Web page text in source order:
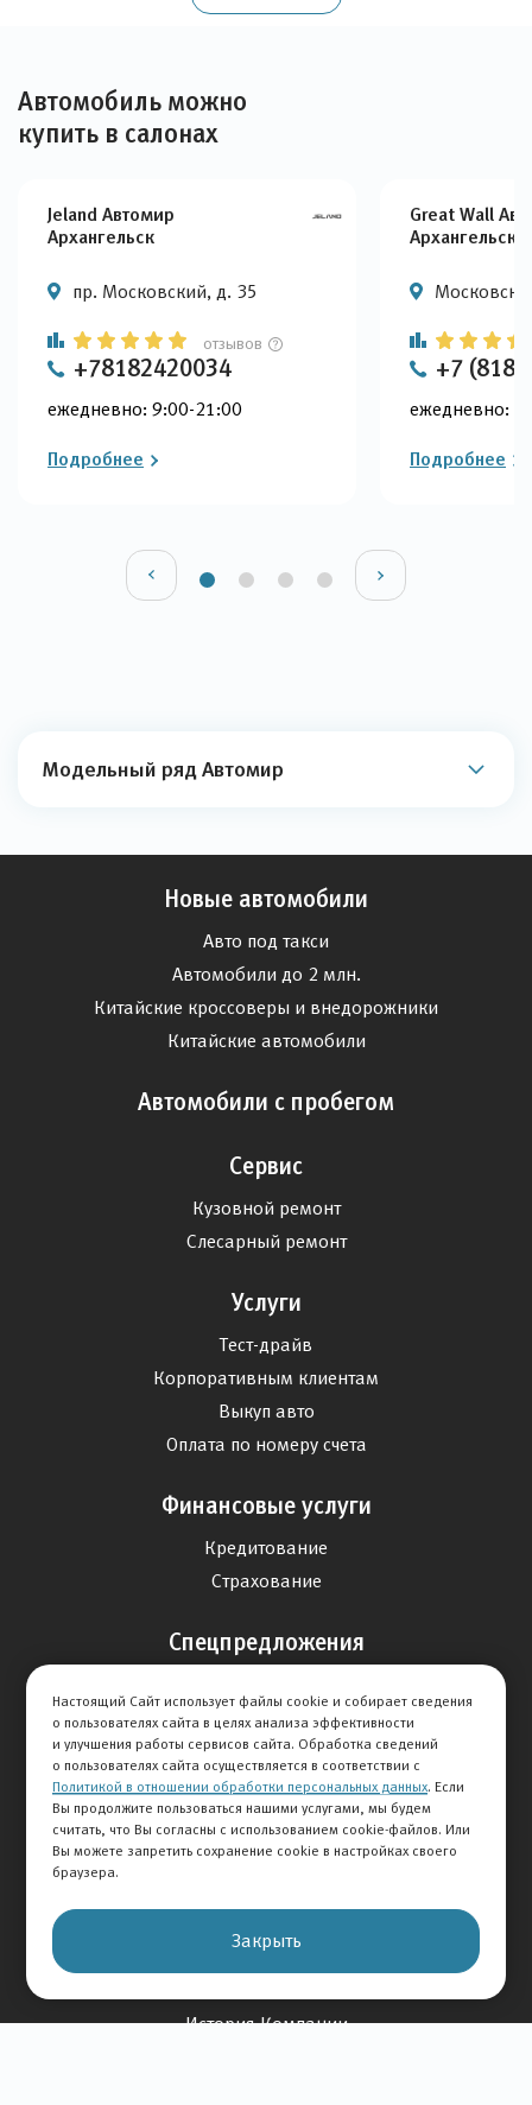
Автомобиль можно
купить в салонах
Jeland Автомир
Архангельск
пр. Московский, д. 35
отзывов
+78182420034
ежедневно: 9:00-21:00
Подробнее
Great Wall
Архангельск
+7 (818)
ежедневно:
Подробнее
Модельный ряд Автомир
Новые автомобили
Авто под такси
Автомобили до 2 млн.
Китайские кроссоверы и внедорожники
Китайские автомобили
Автомобили с пробегом
Сервис
Кузовной ремонт
Слесарный ремонт
Услуги
Тест-драйв
Корпоративным клиентам
Выкуп авто
Оплата по номеру счета
Финансовые услуги
Кредитование
Страхование
Спецпредложения
Сервис
Дисконтная программа
Отзывы
Оставить отзыв
О Компании
История Компании
Настоящий Сайт использует файлы cookie и собирает сведения
о пользователях сайта в целях анализа эффективности
и улучшения работы сервисов сайта. Обработка сведений
о пользователях сайта осуществляется в соответствии с
Политикой в отношении обработки персональных данных. Если
Вы продолжите пользоваться нашими услугами, мы будем
считать, что Вы согласны с использованием cookie-файлов. Или
Вы можете запретить сохранение cookie в настройках своего
браузера.
Закрыть